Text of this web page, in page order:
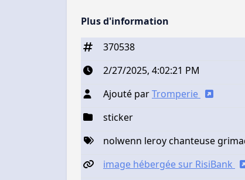
Plus d'information
370538
2/27/2025, 4:02:21 PM
Ajouté parTromperie
sticker
nolwenn leroy chanteuse
image hébergée sur RisiBank